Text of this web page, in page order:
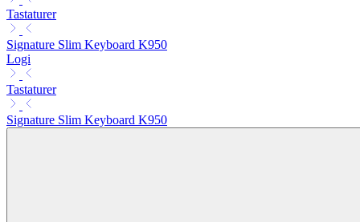
Tastaturer
Signature Slim Keyboard K950
Logi
Tastaturer
Signature Slim Keyboard K950